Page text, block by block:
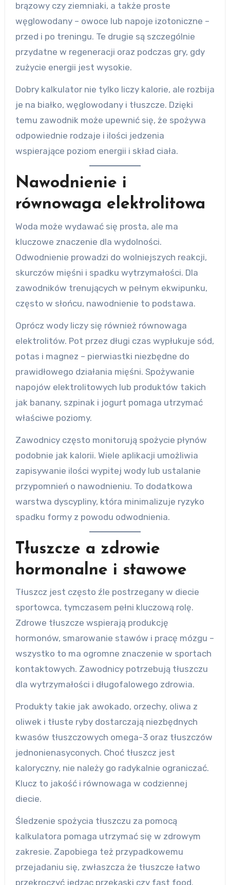
brązowy czy ziemniaki, a także proste
węglowodany – owoce lub napoje izotoniczne –
przed i po treningu. Te drugie są szczególnie
przydatne w regeneracji oraz podczas gry, gdy
zużycie energii jest wysokie.
Dobry kalkulator nie tylko liczy kalorie, ale rozbija
je na białko, węglowodany i tłuszcze. Dzięki
temu zawodnik może upewnić się, że spożywa
odpowiednie rodzaje i ilości jedzenia
wspierające poziom energii i skład ciała.
Nawodnienie i
równowaga elektrolitowa
Woda może wydawać się prosta, ale ma
kluczowe znaczenie dla wydolności.
Odwodnienie prowadzi do wolniejszych reakcji,
skurczów mięśni i spadku wytrzymałości. Dla
zawodników trenujących w pełnym ekwipunku,
często w słońcu, nawodnienie to podstawa.
Oprócz wody liczy się również równowaga
elektrolitów. Pot przez długi czas wypłukuje sód,
potas i magnez – pierwiastki niezbędne do
prawidłowego działania mięśni. Spożywanie
napojów elektrolitowych lub produktów takich
jak banany, szpinak i jogurt pomaga utrzymać
właściwe poziomy.
Zawodnicy często monitorują spożycie płynów
podobnie jak kalorii. Wiele aplikacji umożliwia
zapisywanie ilości wypitej wody lub ustalanie
przypomnień o nawodnieniu. To dodatkowa
warstwa dyscypliny, która minimalizuje ryzyko
spadku formy z powodu odwodnienia.
Tłuszcze a zdrowie
hormonalne i stawowe
Tłuszcz jest często źle postrzegany w diecie
sportowca, tymczasem pełni kluczową rolę.
Zdrowe tłuszcze wspierają produkcję
hormonów, smarowanie stawów i pracę mózgu –
wszystko to ma ogromne znaczenie w sportach
kontaktowych. Zawodnicy potrzebują tłuszczu
dla wytrzymałości i długofalowego zdrowia.
Produkty takie jak awokado, orzechy, oliwa z
oliwek i tłuste ryby dostarczają niezbędnych
kwasów tłuszczowych omega-3 oraz tłuszczów
jednonienasyconych. Choć tłuszcz jest
kaloryczny, nie należy go radykalnie ograniczać.
Klucz to jakość i równowaga w codziennej
diecie.
Śledzenie spożycia tłuszczu za pomocą
kalkulatora pomaga utrzymać się w zdrowym
zakresie. Zapobiega też przypadkowemu
przejadaniu się, zwłaszcza że tłuszcze łatwo
przekroczyć jedząc przekąski czy fast food.